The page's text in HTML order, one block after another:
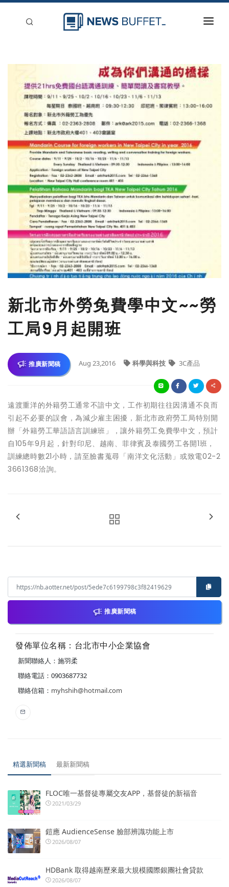
登入
新北市外勞免費學中文~~勞
工局9月起開班
推廣新聞稿 Aug 23,2016 科學與科技 3C產品
遠渡重洋的外籍勞工通常不諳中文，工作初期往往因溝通不良而
引起不必要的誤會，為減少雇主困擾，新北市政府勞工局特別開
辦「外籍勞工華語語言訓練班」，讓外籍勞工免費學中文，預計
自105年9月起，針對印尼、越南、菲律賓及泰國勞工各開1班，
訓練總時數21小時，請至臉書蒐尋「南洋文化活動」或致電02-2
3661368洽詢。
推廣新聞稿
發佈單位名稱：台北市中小企業協會
新聞聯絡人：施羽柔
聯絡電話：0903687732
聯絡信箱： myhshih@hotmail.com
精選新聞稿 最新新聞稿
FLOC唯一基督徒專屬交友APP，基督徒的新福音
2021/03/29
鎧應 AudienceSense 臉部辨識功能上市
2026/08/07
HDBank 取得越南歷來最大規模國際銀團社會貸款
2026/08/07